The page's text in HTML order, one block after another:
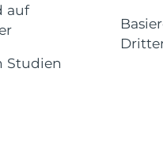
auf
Studien
Lieferung
8/10/26